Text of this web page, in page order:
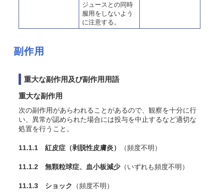
ジュースとの同時
服用をしないよう
に注意する。
副作用
重大な副作用及び副作用用語
重大な副作用
次の副作用があらわれることがあるので、観察を十分に行
い、異常が認められた場合には投与を中止するなど適切な
処置を行うこと。
11.1.1 紅皮症（剥脱性皮膚炎） （頻度不明）
11.1.2 無顆粒球症、血小板減少（いずれも頻度不明）
11.1.3 ショック （頻度不明）